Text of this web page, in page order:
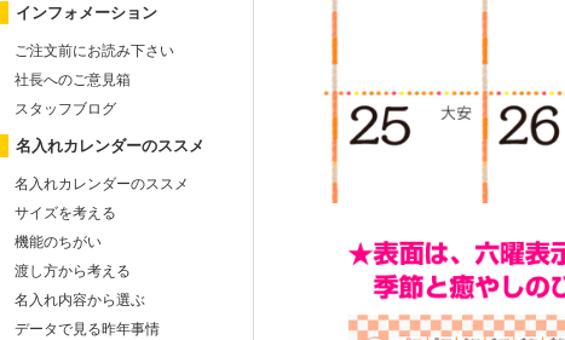
インフォメーション
ご注文前にお読み下さい
社長へのご意見箱
スタッフブログ
名入れカレンダーのススメ
名入れカレンダーのススメ
サイズを考える
機能のちがい
渡し方から考える
名入れ内容から選ぶ
データで見る昨年事情